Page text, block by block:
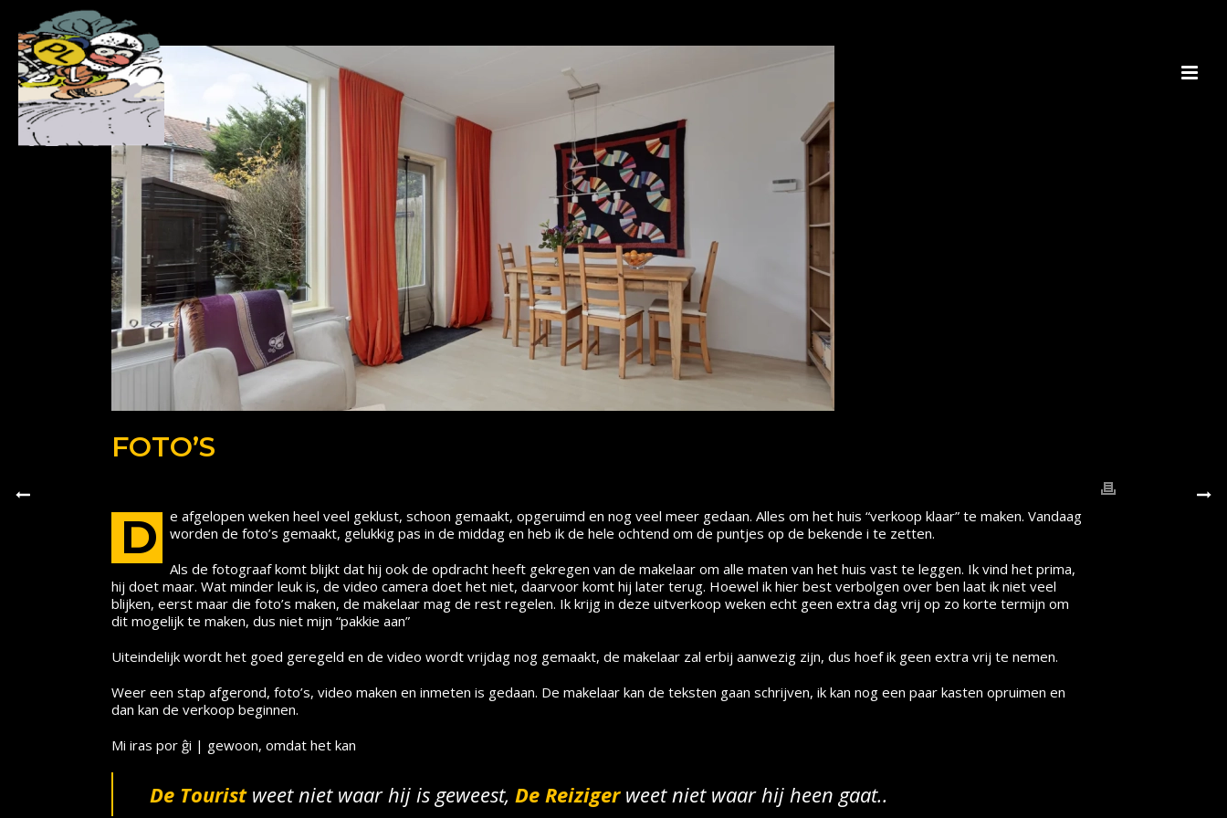
FOTO’S
D
e afgelopen weken heel veel geklust, schoon gemaakt, opgeruimd en nog veel meer gedaan. Alles om het huis “verkoop klaar” te maken. Vandaag
worden de foto’s gemaakt, gelukkig pas in de middag en heb ik de hele ochtend om de puntjes op de bekende i te zetten.
Als de fotograaf komt blijkt dat hij ook de opdracht heeft gekregen van de makelaar om alle maten van het huis vast te leggen. Ik vind het prima,
hij doet maar. Wat minder leuk is, de video camera doet het niet, daarvoor komt hij later terug. Hoewel ik hier best verbolgen over ben laat ik niet veel
blijken, eerst maar die foto’s maken, de makelaar mag de rest regelen. Ik krijg in deze uitverkoop weken echt geen extra dag vrij op zo korte termijn om
dit mogelijk te maken, dus niet mijn “pakkie aan”
Uiteindelijk wordt het goed geregeld en de video wordt vrijdag nog gemaakt, de makelaar zal erbij aanwezig zijn, dus hoef ik geen extra vrij te nemen.
Weer een stap afgerond, foto’s, video maken en inmeten is gedaan. De makelaar kan de teksten gaan schrijven, ik kan nog een paar kasten opruimen en
dan kan de verkoop beginnen.
Mi iras por ĝi | gewoon, omdat het kan
De Tourist weet niet waar hij is geweest, De Reiziger weet niet waar hij heen gaat..